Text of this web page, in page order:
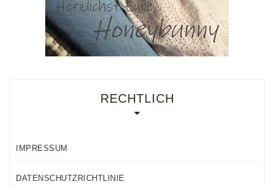
RECHTLICH
IMPRESSUM
DATENSCHUTZRICHTLINIE